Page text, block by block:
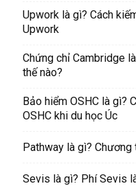
Upwork là gì? Cách
Upwork
Chứng chỉ Cambridge
thế nào?
Bảo hiểm OSHC là gì?
OSHC khi du học Úc
Pathway là gì?
Sevis là gì? Phí Sevis